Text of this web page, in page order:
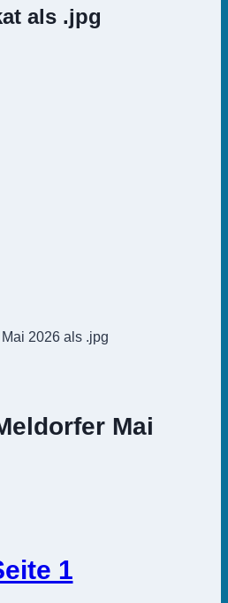
als .jpg
2026 als .jpg
Mai
1